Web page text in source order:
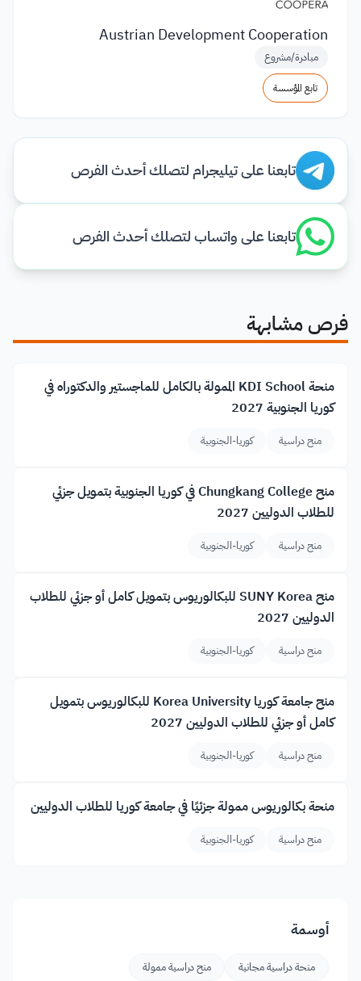
Austrian Development Cooperation
مبادرة/مشروع
تابع المؤسسة
تابعنا على تيليجرام لتصلك أحدث الفرص
تابعنا على واتساب لتصلك أحدث الفرص
فرص مشابهة
منحة KDI School الممولة بالكامل للماجستير والدكتوراه في
كوريا الجنوبية 2027
منح دراسية كوريا-الجنوبية
منح Chungkang College في كوريا الجنوبية بتمويل جزئي
للطلاب الدوليين 2027
منح دراسية كوريا-الجنوبية
منح SUNY Korea للبكالوريوس بتمويل كامل أو جزئي للطلاب
الدوليين 2027
منح دراسية كوريا-الجنوبية
منح جامعة كوريا Korea University للبكالوريوس بتمويل
كامل أو جزئي للطلاب الدوليين 2027
منح دراسية كوريا-الجنوبية
منحة بكالوريوس ممولة جزئيًا في جامعة كوريا للطلاب الدوليين
منح دراسية كوريا-الجنوبية
أوسمة
منحة دراسية مجانية
منح دراسية ممولة